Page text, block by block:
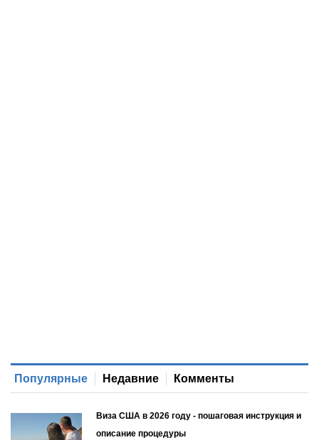
Популярные Недавние Комменты
Виза США в 2026 году - пошаговая инструкция и
описание процедуры